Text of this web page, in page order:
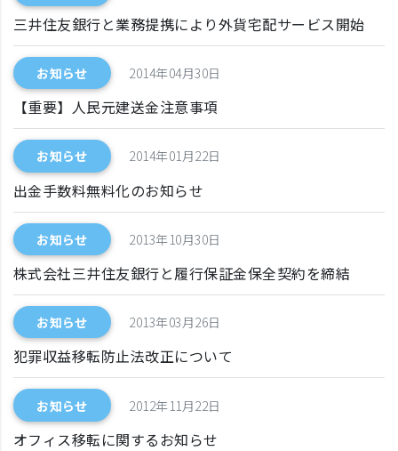
三井住友銀行と業務提携により外貨宅配サービス開始
お知らせ 2014年04月30日
【重要】人民元建送金注意事項
お知らせ 2014年01月22日
出金手数料無料化のお知らせ
お知らせ 2013年10月30日
株式会社三井住友銀行と履行保証金保全契約を締結
お知らせ 2013年03月26日
犯罪収益移転防止法改正について
お知らせ 2012年11月22日
オフィス移転に関するお知らせ